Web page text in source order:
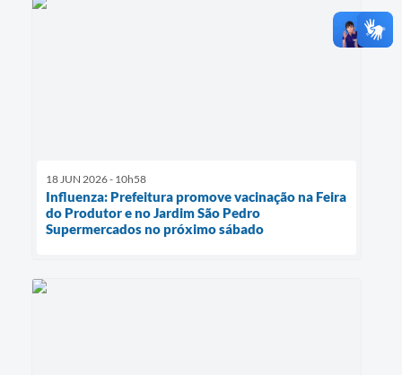
18 JUN 2026 - 10h58
Influenza: Prefeitura promove vacinação na Feira
do Produtor e no Jardim São Pedro
Supermercados no próximo sábado